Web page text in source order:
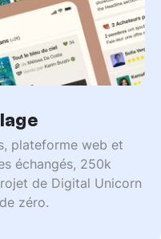
plateforme web et
échangés, 250k
de Digital Unicorn
zéro.